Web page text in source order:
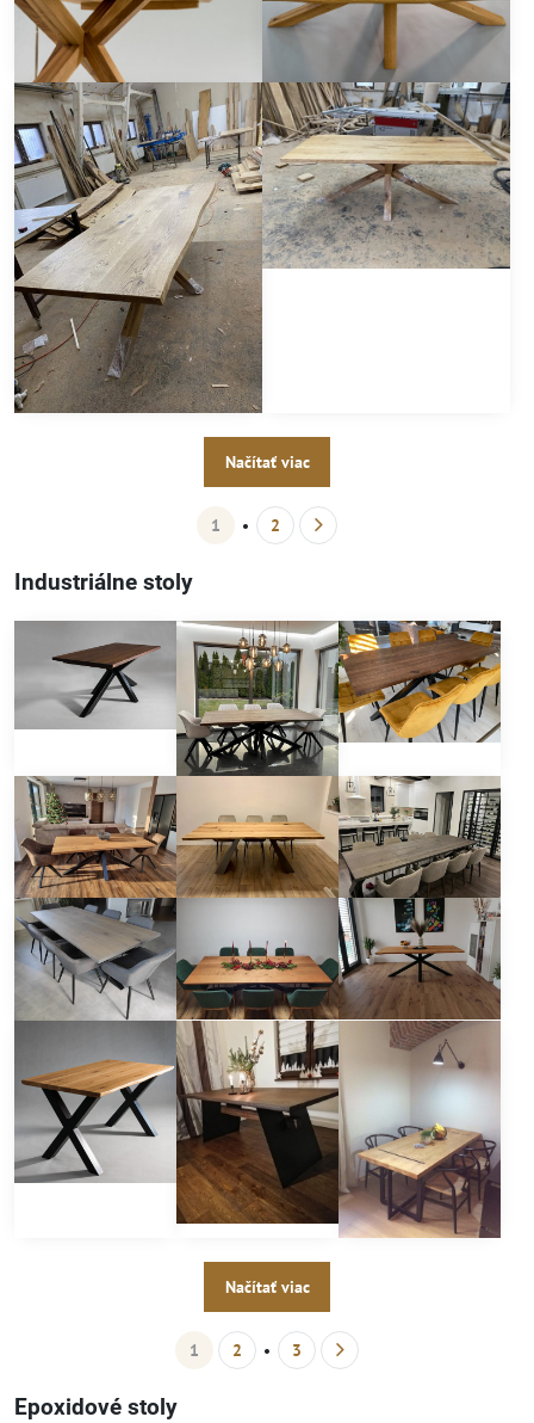
Načítať viac
1 2
Industriálne stoly
Načítať viac
1 2 3
Epoxidové stoly